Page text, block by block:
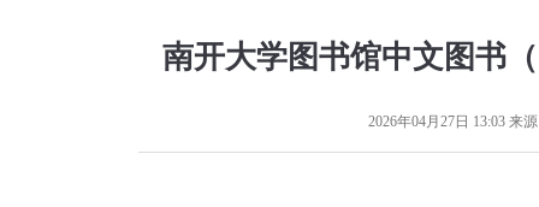
南开大学图书馆中文图书
2026年04月27日 13:03 来